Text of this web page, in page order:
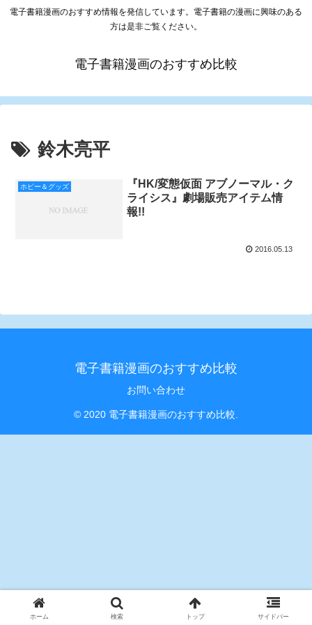
電子書籍漫画のおすすめ情報を発信しています。電子書籍の漫画に興味のある
方は是非ご覧ください。
電子書籍漫画のおすすめ比較
鈴木亮平
ホビー＆グッズ
『HK/変態仮面 アブノーマル・ク
ライシス』劇場販売アイテム情
報!!
2016.05.13
電子書籍漫画のおすすめ比較
お問い合わせ
© 2020 電子書籍漫画のおすすめ比較.
ホーム 検索 トップ サイドバー